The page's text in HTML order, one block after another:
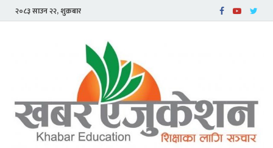
२०८३ साउन २२, शुक्रबार